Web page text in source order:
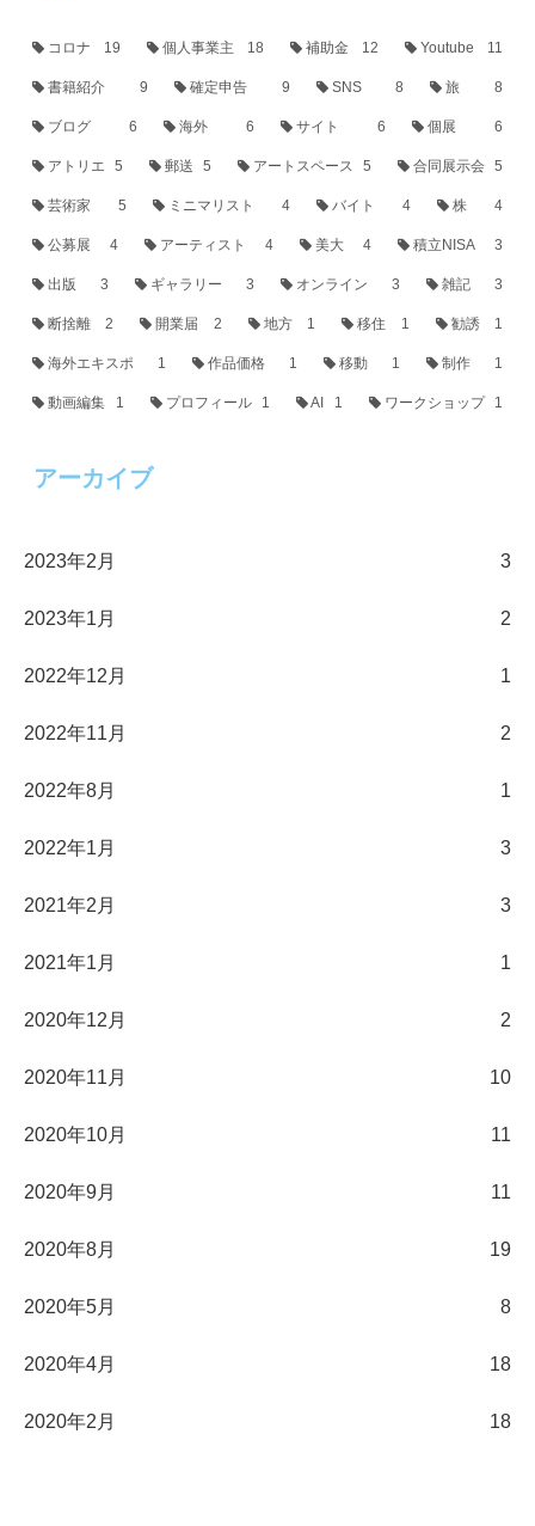
コロナ 19 個人事業主 18 補助金 12 Youtube 11
書籍紹介 9 確定申告 9 SNS 8 旅 8
ブログ 6 海外 6 サイト 6 個展 6
アトリエ 5 郵送 5 アートスペース 5 合同展示会 5
芸術家 5 ミニマリスト 4 バイト 4 株 4
公募展 4 アーティスト 4 美大 4 積立NISA 3
出版 3 ギャラリー 3 オンライン 3 雑記 3
断捨離 2 開業届 2 地方 1 移住 1 勧誘 1
海外エキスポ 1 作品価格 1 移動 1 制作 1
動画編集 1 プロフィール 1 AI 1 ワークショップ 1
アーカイブ
2023年2月 3
2023年1月 2
2022年12月 1
2022年11月 2
2022年8月 1
2022年1月 3
2021年2月 3
2021年1月 1
2020年12月 2
2020年11月 10
2020年10月 11
2020年9月 11
2020年8月 19
2020年5月 8
2020年4月 18
2020年2月 18